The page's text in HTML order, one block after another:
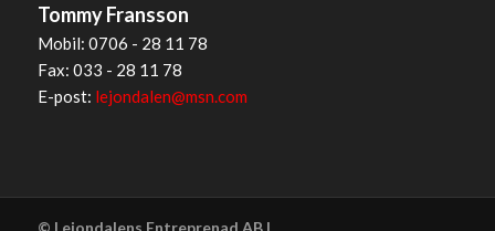
Tommy Fransson
Mobil: 0706 - 28 11 78
Fax: 033 - 28 11 78
E-post: lejondalen@msn.com
© Lejondalens Entreprenad AB |